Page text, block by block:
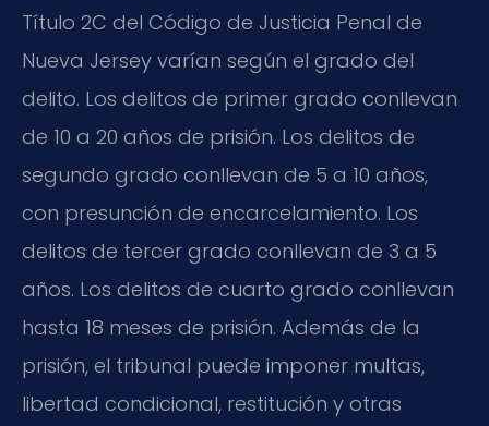
Título 2C del Código de Justicia Penal de
Nueva Jersey varían según el grado del
delito. Los delitos de primer grado conllevan
de 10 a 20 años de prisión. Los delitos de
segundo grado conllevan de 5 a 10 años,
con presunción de encarcelamiento. Los
delitos de tercer grado conllevan de 3 a 5
años. Los delitos de cuarto grado conllevan
hasta 18 meses de prisión. Además de la
prisión, el tribunal puede imponer multas,
libertad condicional, restitución y otras